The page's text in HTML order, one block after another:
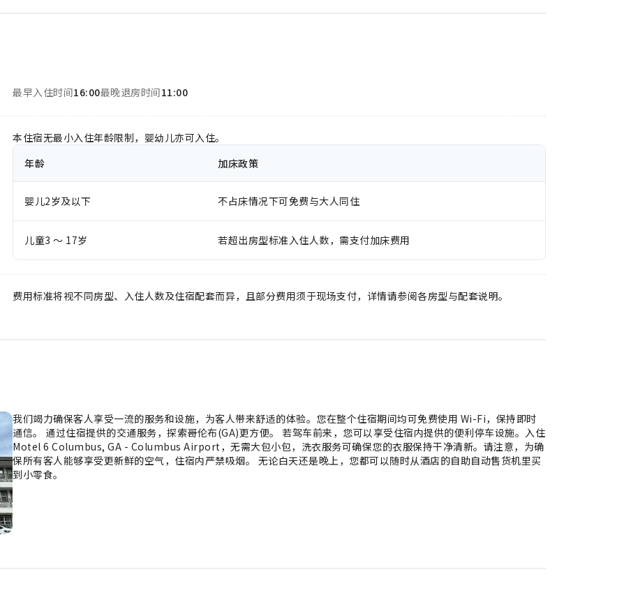
最早入住时间16:00最晚退房时间11:00
本住宿无最小入住年龄限制，婴幼儿亦可入住。
年龄
加床政策
婴儿2岁及以下 不占床情况下可免费与大人同住
儿童3 ～ 17岁 若超出房型标准入住人数，需支付加床费用
费用标准将视不同房型、入住人数及住宿配套而异，且部分费用须于现场支付，详情请参阅各房型与配套说明。
我们竭力确保客人享受一流的服务和设施，为客人带来舒适的体验。您在整个住宿期间均可免费使用 Wi-Fi，保持即时
通信。 通过住宿提供的交通服务，探索哥伦布(GA)更方便。 若驾车前来，您可以享受住宿内提供的便利停车设施。入住
Motel 6 Columbus, GA - Columbus Airport，无需大包小包，洗衣服务可确保您的衣服保持干净清新。请注意，为确
保所有客人能够享受更新鲜的空气，住宿内严禁吸烟。 无论白天还是晚上，您都可以随时从酒店的自助自动售货机里买
到小零食。